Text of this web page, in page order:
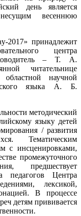
день является
весеннюю
2017» принадлежит
центра
– Т. А.
читательнице
научной
языка А. Б.
методический
языку детей
/ развития
Тематическим
с инсценировками,
промежуточного
предшествует
педагогов Центра
лексикой,
В процессе
детям прививается